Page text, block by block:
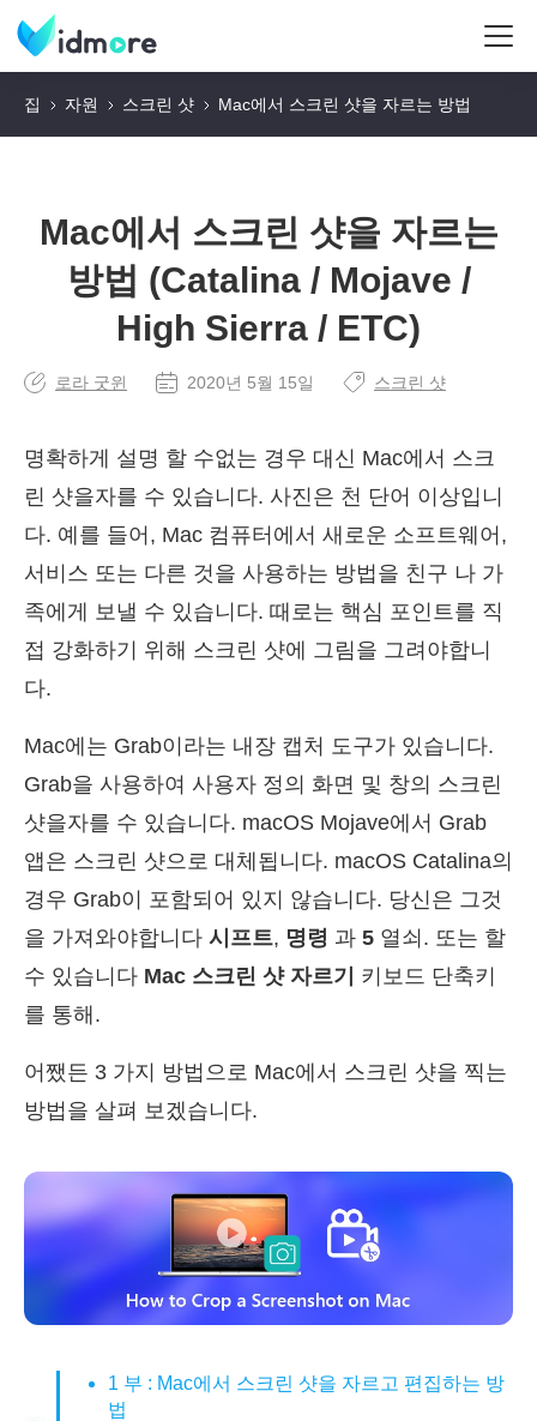
집 자원 스크린 샷 Mac에서 스크린 샷을 자르는 방법
Mac에서 스크린 샷을 자르는
방법 (Catalina / Mojave /
High Sierra / ETC)
로라 굿윈 2020년 5월 15일 스크린 샷
명확하게 설명 할 수없는 경우 대신 Mac에서 스크
린 샷을자를 수 있습니다. 사진은 천 단어 이상입니
다. 예를 들어, Mac 컴퓨터에서 새로운 소프트웨어,
서비스 또는 다른 것을 사용하는 방법을 친구 나 가
족에게 보낼 수 있습니다. 때로는 핵심 포인트를 직
접 강화하기 위해 스크린 샷에 그림을 그려야합니
다.
Mac에는 Grab이라는 내장 캡처 도구가 있습니다.
Grab을 사용하여 사용자 정의 화면 및 창의 스크린
샷을자를 수 있습니다. macOS Mojave에서 Grab
앱은 스크린 샷으로 대체됩니다. macOS Catalina의
경우 Grab이 포함되어 있지 않습니다. 당신은 그것
을 가져와야합니다 시프트, 명령 과 5 열쇠. 또는 할
수 있습니다 Mac 스크린 샷 자르기
키보드 단축키
를 통해.
어쨌든 3 가지 방법으로 Mac에서 스크린 샷을 찍는
방법을 살펴 보겠습니다.
1 부 : Mac에서 스크린 샷을 자르고 편집하는 방
법